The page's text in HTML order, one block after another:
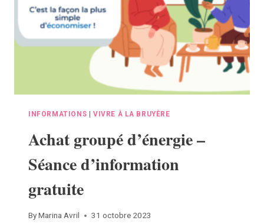
INFORMATIONS | VIVRE À LA BRUYÈRE
Achat groupé d’énergie –
Séance d’information
gratuite
ByMarina Avril 31 octobre 2023